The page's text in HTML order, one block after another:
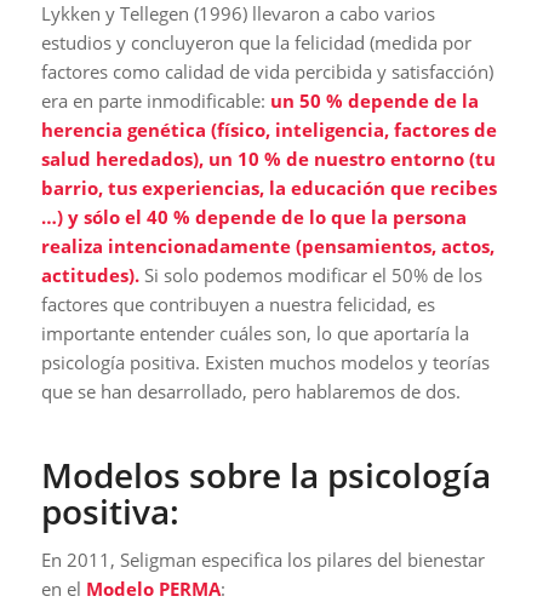
Lykken y Tellegen (1996) llevaron a cabo varios
estudios y concluyeron que la felicidad (medida por
factores como calidad de vida percibida y satisfacción)
era en parte inmodificable: un 50 % depende de la
herencia genética (físico, inteligencia, factores de
salud heredados), un 10 % de nuestro entorno (tu
barrio, tus experiencias, la educación que recibes
…) y sólo el 40 % depende de lo que la persona
realiza intencionadamente (pensamientos, actos,
actitudes).Si solo podemos modificar el 50% de los
factores que contribuyen a nuestra felicidad, es
importante entender cuáles son, lo que aportaría la
psicología positiva. Existen muchos modelos y teorías
que se han desarrollado, pero hablaremos de dos.
Modelos sobre la psicología
positiva:
En 2011, Seligman especifica los pilares del bienestar
en el Modelo PERMA: